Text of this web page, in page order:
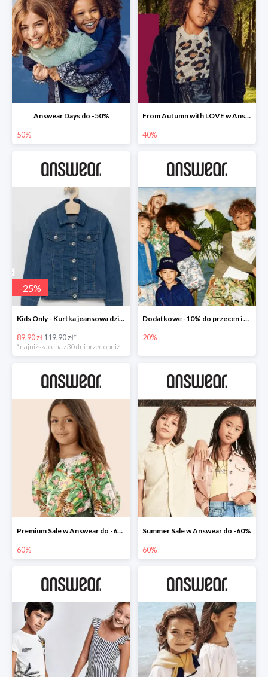
Answear Days do -50%
50%
From Autumn with LOVE w Answear do -40%
40%
-25%
Kids Only - Kurtka jeansowa dziecięca
89.90 zł119.90 zł*
*najniższa cena z 30 dni przed obniżką
Dodatkowe -10% do przecen i nowości -20% w Answear
20%
Premium Sale w Answear do -60%
60%
Summer Sale w Answear do -60%
60%